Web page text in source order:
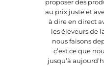
proposer des
au prix juste et
à dire en direct
les éleveurs de
nous faisons
c’est ce que
jusqu’à